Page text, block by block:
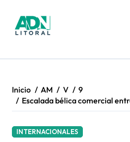
contenido
Inicio AM V
9
Escalada bélica comercial
INTERNACIONALES